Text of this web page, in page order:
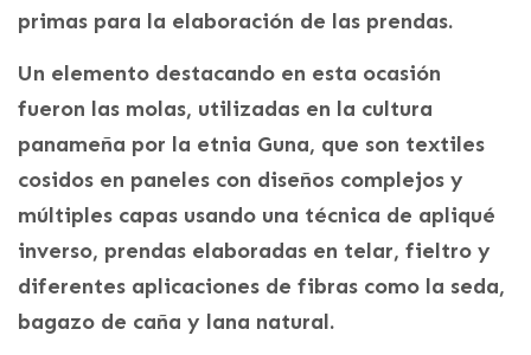
primas para la elaboración de las prendas.
Un elemento destacando en esta ocasión
fueron las molas, utilizadas en la cultura
panameña por la etnia Guna, que son textiles
cosidos en paneles con diseños complejos y
múltiples capas usando una técnica de apliqué
inverso, prendas elaboradas en telar, fieltro y
diferentes aplicaciones de fibras como la seda,
bagazo de caña y lana natural.